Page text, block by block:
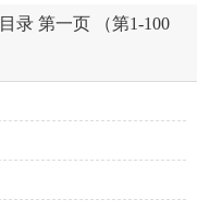
录 第一页 （第1-100